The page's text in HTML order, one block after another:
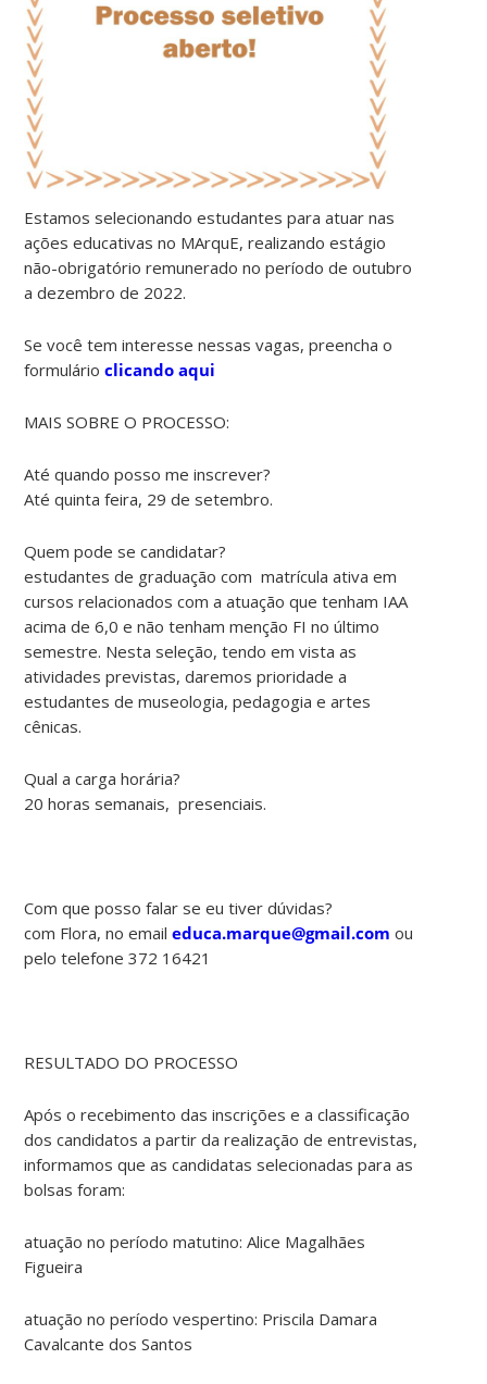
Estamos selecionando estudantes para atuar nas
ações educativas no MArquE, realizando estágio
não-obrigatório remunerado no período de outubro
a dezembro de 2022.
Se você tem interesse nessas vagas, preencha o
formulárioclicando aqui
MAIS SOBRE O PROCESSO:
Até quando posso me inscrever?
Até quinta feira, 29 de setembro.
Quem pode se candidatar?
estudantes de graduação com matrícula ativa em
cursos relacionados com a atuação que tenham IAA
acima de 6,0 e não tenham menção FI no último
semestre. Nesta seleção, tendo em vista as
atividades previstas, daremos prioridade a
estudantes de museologia, pedagogia e artes
cênicas.
Qual a carga horária?
20 horas semanais, presenciais.
Com que posso falar se eu tiver dúvidas?
com Flora, no emaileduca.marque@gmail.com ou
pelo telefone 372 16421
RESULTADO DO PROCESSO
Após o recebimento das inscrições e a classificação
dos candidatos a partir da realização de entrevistas,
informamos que as candidatas selecionadas para as
bolsas foram:
atuação no período matutino: Alice Magalhães
Figueira
atuação no período vespertino: Priscila Damara
Cavalcante dos Santos